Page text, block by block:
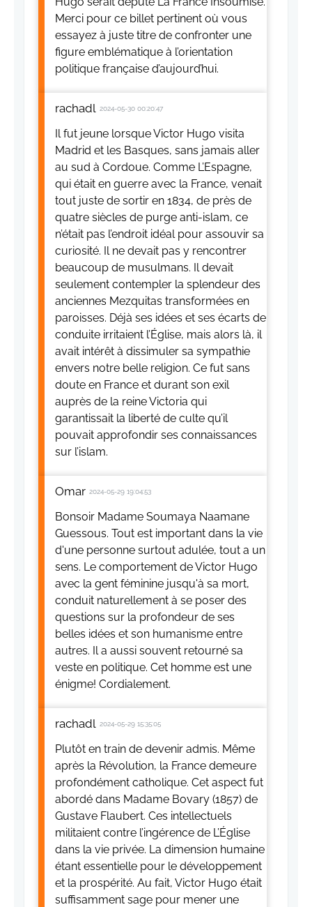
Merci pour ce billet pertinent où vous
essayez à juste titre de confronter une
figure emblématique à l’orientation
politique française d’aujourd’hui.
rachadl 2024-05-30 00:20:47
Il fut jeune lorsque Victor Hugo visita
Madrid et les Basques, sans jamais aller
au sud à Cordoue. Comme L’Espagne,
qui était en guerre avec la France, venait
tout juste de sortir en 1834, de près de
quatre siècles de purge anti-islam, ce
n’était pas l’endroit idéal pour assouvir sa
curiosité. Il ne devait pas y rencontrer
beaucoup de musulmans. Il devait
seulement contempler la splendeur des
anciennes Mezquitas transformées en
paroisses. Déjà ses idées et ses écarts de
conduite irritaient l’Église, mais alors là, il
avait intérêt à dissimuler sa sympathie
envers notre belle religion. Ce fut sans
doute en France et durant son exil
auprès de la reine Victoria qui
garantissait la liberté de culte qu’il
pouvait approfondir ses connaissances
sur l’islam.
Omar 2024-05-29 19:04:53
Bonsoir Madame Soumaya Naamane
Guessous. Tout est important dans la vie
d'une personne surtout adulée, tout a un
sens. Le comportement de Victor Hugo
avec la gent féminine jusqu'à sa mort,
conduit naturellement à se poser des
questions sur la profondeur de ses
belles idées et son humanisme entre
autres. Il a aussi souvent retourné sa
veste en politique. Cet homme est une
énigme! Cordialement.
rachadl 2024-05-29 15:35:05
Plutôt en train de devenir admis. Même
après la Révolution, la France demeure
profondément catholique. Cet aspect fut
abordé dans Madame Bovary (1857) de
Gustave Flaubert. Ces intellectuels
militaient contre l’ingérence de L’Église
dans la vie privée. La dimension humaine
étant essentielle pour le développement
et la prospérité. Au fait, Victor Hugo était
suffisamment sage pour mener une